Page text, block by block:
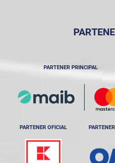
PARTENER PRINCIPAL
PARTENER OFICIAL